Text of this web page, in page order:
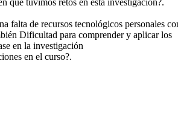
que tuvimos retos en esta investigación?.
falta de recursos tecnológicos personales
Dificultad para comprender y aplicar los
en la investigación
en el curso?.